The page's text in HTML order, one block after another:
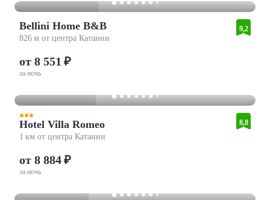
Bellini Home B&B
826 м от центра Катании
9,2
от 8 551 ₽
за ночь
Hotel Villa Romeo
1 км от центра Катании
8,8
от 8 884 ₽
за ночь